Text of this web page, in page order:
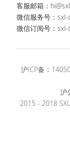
客服邮箱：
微信服务号：sxl-
微信订阅号：sxl-
沪ICP备：
沪
2015 - 2018